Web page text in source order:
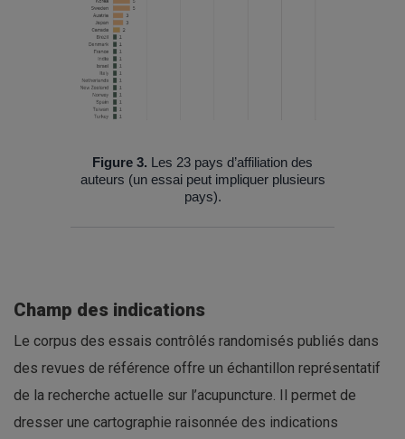
Figure 3. Les 23 pays d’affiliation des
auteurs (un essai peut impliquer plusieurs
pays).
Champ des indications
Le corpus des essais contrôlés randomisés publiés dans
des revues de référence offre un échantillon représentatif
de la recherche actuelle sur l’acupuncture. Il permet de
dresser une cartographie raisonnée des indications